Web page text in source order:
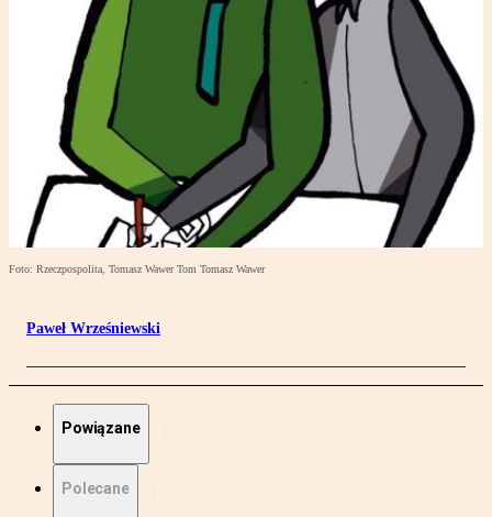
Foto: Rzeczpospolita, Tomasz Wawer Tom Tomasz Wawer
Paweł Wrześniewski
Powiązane
Polecane